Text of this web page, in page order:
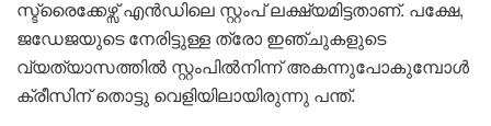
സ്ട്രൈക്കേഴ്സ് എൻഡിലെ സ്റ്റംപ് ലക്ഷ്യമിട്ടതാണ്. പക്ഷേ,
ജഡേജയുടെ നേരിട്ടുള്ള ത്രോ ഇഞ്ചുകളുടെ
വ്യത്യാസത്തിൽ സ്റ്റംപിൽനിന്ന് അകന്നുപോകുമ്പോൾ
ക്രീസിന് തൊട്ടു വെളിയിലായിരുന്നു പന്ത്.